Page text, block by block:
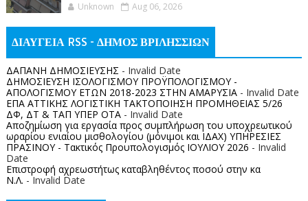
Unknown Aug 06, 2026
ΔΙΑΥΓΕΙΑ RSS - ΔΗΜΟΣ ΒΡΙΛΗΣΣΙΩΝ
ΔΑΠΑΝΗ ΔΗΜΟΣΙΕΥΣΗΣ - Invalid Date
ΔΗΜΟΣΙΕΥΣΗ ΙΣΟΛΟΓΙΣΜΟΥ ΠΡΟΫΠΟΛΟΓΙΣΜΟΥ -
ΑΠΟΛΟΓΙΣΜΟΥ ΕΤΩΝ 2018-2023 ΣΤΗΝ ΑΜΑΡΥΣΙΑ- Invalid Date
ΕΠΑ ΑΤΤΙΚΗΣ ΛΟΓΙΣΤΙΚΗ ΤΑΚΤΟΠΟΙΗΣΗ ΠΡΟΜΗΘΕΙΑΣ 5/26
ΔΦ, ΔΤ & ΤΑΠ ΥΠΕΡ ΟΤΑ- Invalid Date
Αποζημίωση για εργασία προς συμπλήρωση του υποχρεωτικού
ωραρίου ενιαίου μισθολογίου (μόνιμοι και ΙΔΑΧ) ΥΠΗΡΕΣΙΕΣ
ΠΡΑΣΙΝΟΥ - Τακτικός Προυπολογισμός ΙΟΥΛΙΟΥ 2026 - Invalid
Date
Επιστροφή αχρεωστήτως καταβληθέντος ποσoύ στην κα
Ν.Λ. - Invalid Date